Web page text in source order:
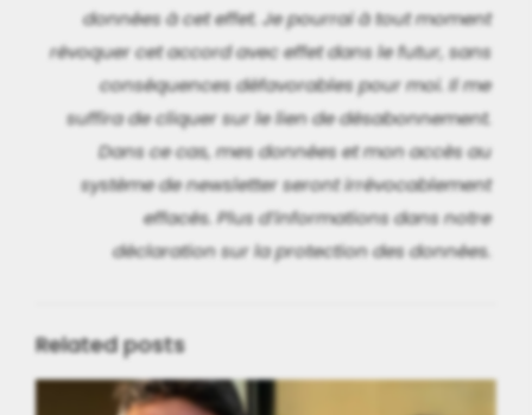
données à cet effet. Je pourrai à tout moment
révoquer cet accord avec effet dans le futur, sans
conséquences défavorables pour moi. Il me
suffira de cliquer sur le lien de désabonnement.
Dans ce cas, mes données et mon accès au
système de newsletter seront irrévocablement
effacés. Plus d’informations dans notre
déclaration sur la protection des données.
Related posts